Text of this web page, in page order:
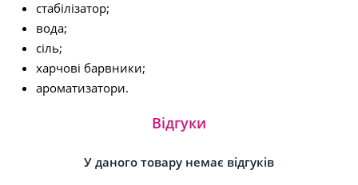
стабілізатор;
вода;
сіль;
харчові барвники;
ароматизатори.
Відгуки
У даного товару немає відгуків